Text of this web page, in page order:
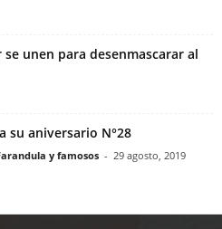
se unen para desenmascarar al
su aniversario N°28
y famosos - 29 agosto, 2019